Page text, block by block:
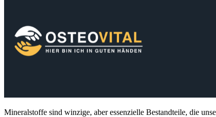
Mineralstoffe sind winzige, aber essenzielle Bestandteile, die